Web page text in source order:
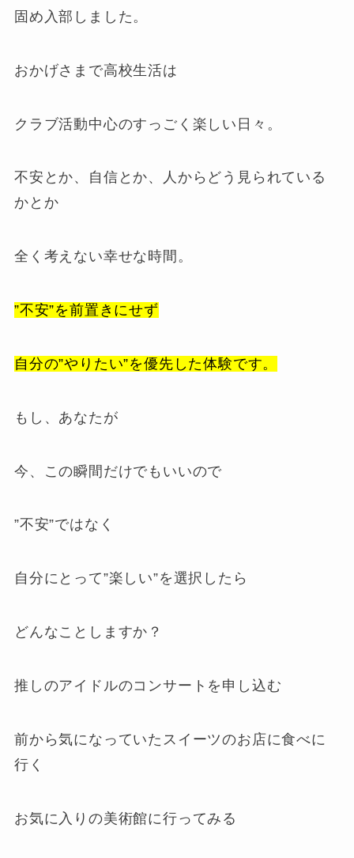
固め入部しました。
おかげさまで高校生活は
クラブ活動中心のすっごく楽しい日々。
不安とか、自信とか、人からどう見られている
かとか
全く考えない幸せな時間。
”不安”を前置きにせず
自分の”やりたい”を優先した体験です。
もし、あなたが
今、この瞬間だけでもいいので
”不安”ではなく
自分にとって”楽しい”を選択したら
どんなことしますか？
推しのアイドルのコンサートを申し込む
前から気になっていたスイーツのお店に食べに
行く
お気に入りの美術館に行ってみる